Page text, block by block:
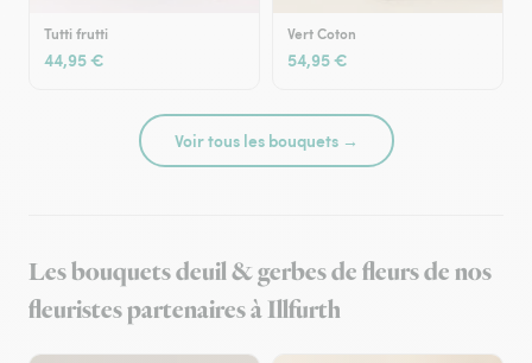
Tutti frutti
44,95 €
Vert Coton
54,95 €
Voir tous les bouquets →
Les bouquets deuil & gerbes de fleurs de nos
fleuristes partenaires à Illfurth